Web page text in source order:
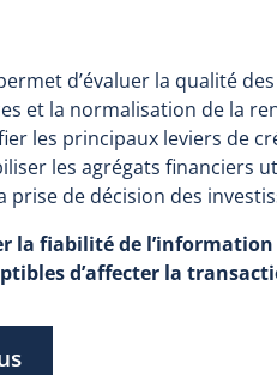
d’évaluer la qualité
et la normalisation de la
les principaux leviers de
les agrégats financiers
prise de décision des
la fiabilité de
d’affecter la